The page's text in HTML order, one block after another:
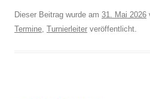
Dieser Beitrag wurde am 31. Mai 2026
Termine, Turnierleiter veröffentlicht.